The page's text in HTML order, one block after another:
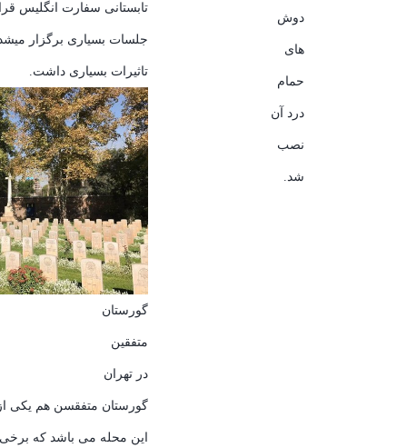
دوش
های
حمام
درد آن
نصب
شد.
تابستانی سفارت انگلیس
جلسات بسیاری برگزار میشد
تاثیرات بسیاری داشت.
گورستان
متفقین
در تهران
گورستان متفقسن هم یکی
این محله می باشد که